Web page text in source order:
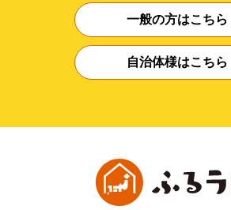
一般の方はこちら
自治体様はこちら